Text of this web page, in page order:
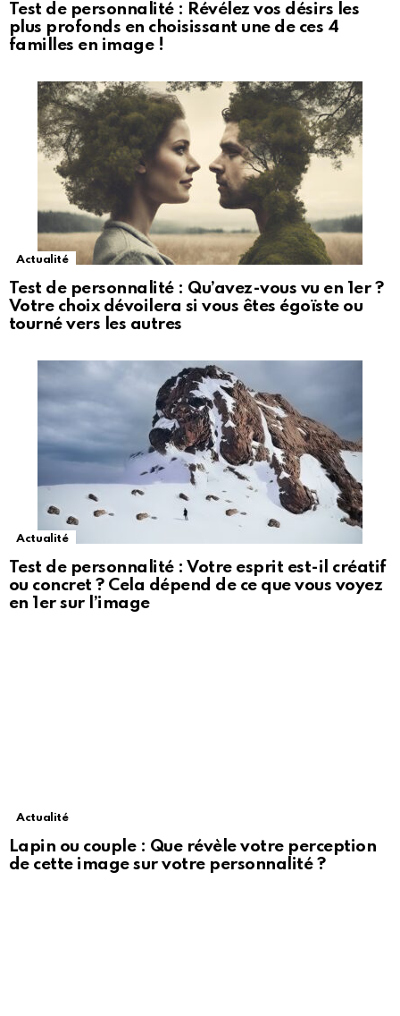
Test de personnalité : Révélez vos désirs les
plus profonds en choisissant une de ces 4
familles en image !
Actualité
Test de personnalité : Qu’avez-vous vu en 1er ?
Votre choix dévoilera si vous êtes égoïste ou
tourné vers les autres
Actualité
Test de personnalité : Votre esprit est-il créatif
ou concret ? Cela dépend de ce que vous voyez
en 1er sur l’image
Actualité
Lapin ou couple : Que révèle votre perception
de cette image sur votre personnalité ?